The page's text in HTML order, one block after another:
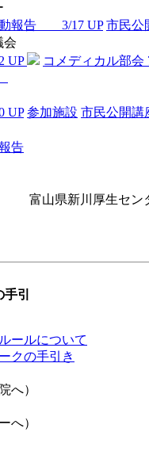
報告 3/17 UP 市民公
会
UP コメディカル部会
UP 参加施設 市民公開講
告
富山県新川厚生セン
引
ールについて
クの手引き
へ）
へ）